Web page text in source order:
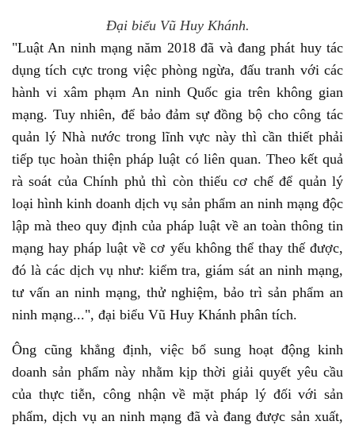
Đại biểu Vũ Huy Khánh.
"Luật An ninh mạng năm 2018 đã và đang phát huy tác
dụng tích cực trong việc phòng ngừa, đấu tranh với các
hành vi xâm phạm An ninh Quốc gia trên không gian
mạng. Tuy nhiên, để bảo đảm sự đồng bộ cho công tác
quản lý Nhà nước trong lĩnh vực này thì cần thiết phải
tiếp tục hoàn thiện pháp luật có liên quan. Theo kết quả
rà soát của Chính phủ thì còn thiếu cơ chế để quản lý
loại hình kinh doanh dịch vụ sản phẩm an ninh mạng độc
lập mà theo quy định của pháp luật về an toàn thông tin
mạng hay pháp luật về cơ yếu không thể thay thế được,
đó là các dịch vụ như: kiểm tra, giám sát an ninh mạng,
tư vấn an ninh mạng, thử nghiệm, bảo trì sản phẩm an
ninh mạng...", đại biểu Vũ Huy Khánh phân tích.
Ông cũng khẳng định, việc bổ sung hoạt động kinh
doanh sản phẩm này nhằm kịp thời giải quyết yêu cầu
của thực tiễn, công nhận về mặt pháp lý đối với sản
phẩm, dịch vụ an ninh mạng đã và đang được sản xuất,